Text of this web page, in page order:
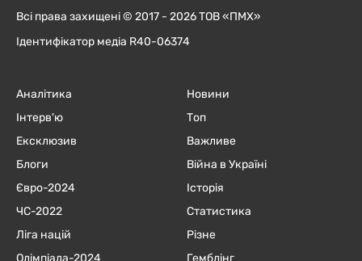
Всі права захищені © 2017 - 2026 ТОВ «ПМХ»
Ідентифікатор медіа R40-06374
Аналітика
Інтерв'ю
Ексклюзив
Блоги
Євро-2024
ЧC-2022
Ліга націй
Новини
Топ
Важливе
Війна в Україні
Історія
Статистика
Різне